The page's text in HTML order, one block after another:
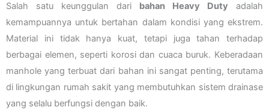
Salah satu keunggulan dari bahan Heavy Duty adalah
kemampuannya untuk bertahan dalam kondisi yang ekstrem.
Material ini tidak hanya kuat, tetapi juga tahan terhadap
berbagai elemen, seperti korosi dan cuaca buruk. Keberadaan
manhole yang terbuat dari bahan ini sangat penting, terutama
di lingkungan rumah sakit yang membutuhkan sistem drainase
yang selalu berfungsi dengan baik.